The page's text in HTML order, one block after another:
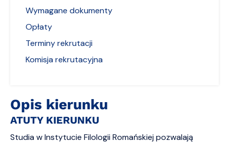
Opis kierunku
ATUTY KIERUNKU
Studia w Instytucie Filologii Romańskiej pozwalają
Wymagane dokumenty
Opłaty
Terminy rekrutacji
Komisja rekrutacyjna